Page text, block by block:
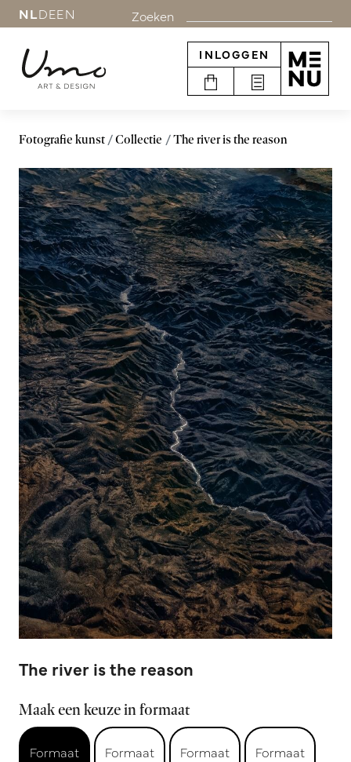
NLDEEN Zoeken
INLOGGEN
Fotografie kunst Collectie The river is the reason
The river is the reason
Maak een keuze in formaat
Formaat
Formaat
Formaat
Formaat